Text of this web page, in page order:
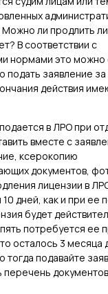
ли продлить
В соответствии с
нормами это можно
подать заявление
действия
в ЛРО при
вместе с
ксерокопию
документов,
лицензии в
дней, как и при ее
будет
потребуется ее
осталось 3 месяца
тогда подавайте
перечень